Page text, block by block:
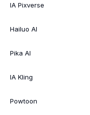
IA Pixverse
Hailuo AI
Pika AI
IA Kling
Powtoon